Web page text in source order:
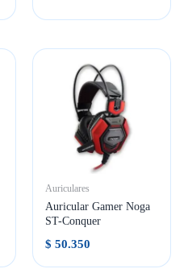
Auriculares
Auricular Gamer Noga
ST-Conquer
$ 50.350